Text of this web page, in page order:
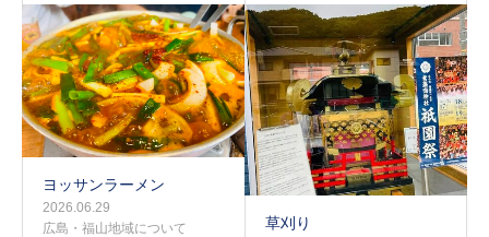
ヨッサンラーメン
2026.06.29
広島・福山地域について
草刈り